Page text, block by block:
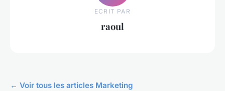
ECRIT PAR
raoul
← Voir tous les articles Marketing